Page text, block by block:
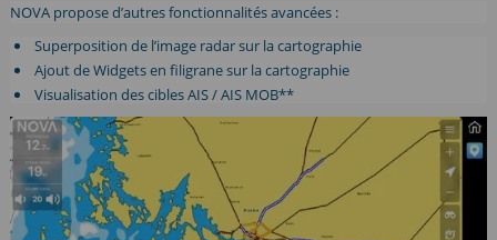
NOVA propose d’autres fonctionnalités avancées :
Superposition de l’image radar sur la cartographie
Ajout de Widgets en filigrane sur la cartographie
Visualisation des cibles AIS / AIS MOB**